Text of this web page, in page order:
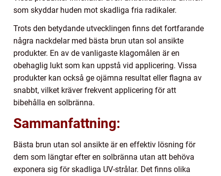
som skyddar huden mot skadliga fria radikaler.
Trots den betydande utvecklingen finns det fortfarande
några nackdelar med bästa brun utan sol ansikte
produkter. En av de vanligaste klagomålen är en
obehaglig lukt som kan uppstå vid applicering. Vissa
produkter kan också ge ojämna resultat eller flagna av
snabbt, vilket kräver frekvent applicering för att
bibehålla en solbränna.
Sammanfattning:
Bästa brun utan sol ansikte är en effektiv lösning för
dem som längtar efter en solbränna utan att behöva
exponera sig för skadliga UV-strålar. Det finns olika